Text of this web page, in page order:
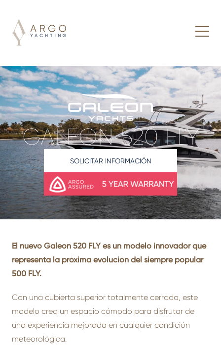
GALEON 520 FLY
SOLICITAR INFORMACIÓN
El nuevo Galeon 520 FLY es un modelo innovador que
representa la próxima evolución del siempre popular
500 FLY.
Con una cubierta superior totalmente cerrada, este
modelo crea un espacio cómodo para disfrutar de
una experiencia mejorada en cualquier condición
meteorológica.